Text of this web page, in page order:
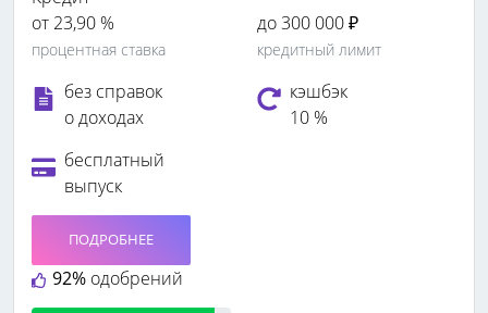
от 23,90 %
процентная ставка
до 300 000 ₽
кредитный лимит
без справок
о доходах
кэшбэк
10 %
бесплатный
выпуск
92% одобрений
ПОДРОБНЕЕ